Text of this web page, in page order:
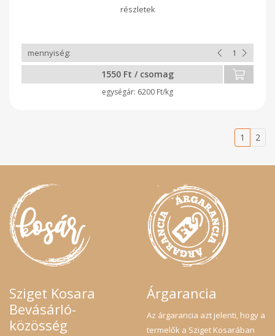
kapható, vákuum csomagolva. Eltarthatóságát bontatlanul
30napig szavatoljuk. Mérés után kapja meg a végleges árat.
1550 Ft / csomag
6200 Ft/kg
1 2
Sziget Kosara
Bevásárló-
közösség
Árgarancia
Az árgarancia azt jelenti, hogy a
termelők a Sziget Kosarában